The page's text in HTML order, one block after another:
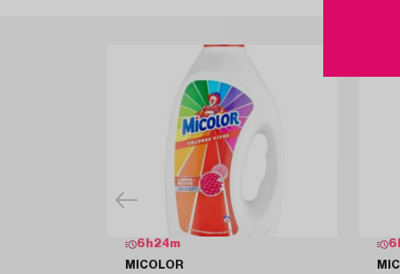
6 h24m
MICOLOR
6